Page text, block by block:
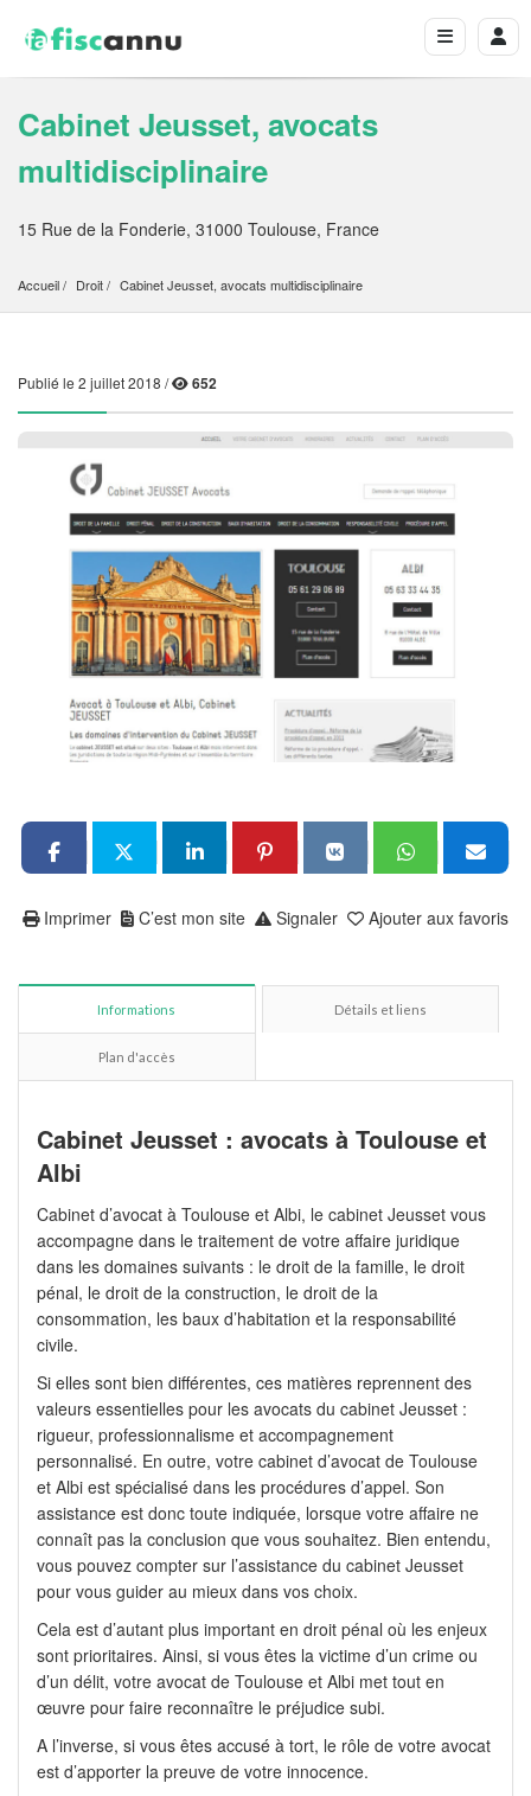
Cabinet Jeusset, avocats
multidisciplinaire
15 Rue de la Fonderie, 31000 Toulouse, France
Accueil Droit Cabinet Jeusset, avocats multidisciplinaire
Publié le 2 juillet 2018 / 652
Ajouter aux favoris
Signaler
C’est mon site
Imprimer
Informations Détails et liens
Plan d'accès
Cabinet Jeusset : avocats à Toulouse et
Albi
Cabinet d’avocat à Toulouse et Albi, le cabinet Jeusset vous
accompagne dans le traitement de votre affaire juridique
dans les domaines suivants : le droit de la famille, le droit
pénal, le droit de la construction, le droit de la
consommation, les baux d’habitation et la responsabilité
civile.
Si elles sont bien différentes, ces matières reprennent des
valeurs essentielles pour les avocats du cabinet Jeusset :
rigueur, professionnalisme et accompagnement
personnalisé. En outre, votre cabinet d’avocat de Toulouse
et Albi est spécialisé dans les procédures d’appel. Son
assistance est donc toute indiquée, lorsque votre affaire ne
connaît pas la conclusion que vous souhaitez. Bien entendu,
vous pouvez compter sur l’assistance du cabinet Jeusset
pour vous guider au mieux dans vos choix.
Cela est d’autant plus important en droit pénal où les enjeux
sont prioritaires. Ainsi, si vous êtes la victime d’un crime ou
d’un délit, votre avocat de Toulouse et Albi met tout en
œuvre pour faire reconnaître le préjudice subi.
A l’inverse, si vous êtes accusé à tort, le rôle de votre avocat
est d’apporter la preuve de votre innocence.